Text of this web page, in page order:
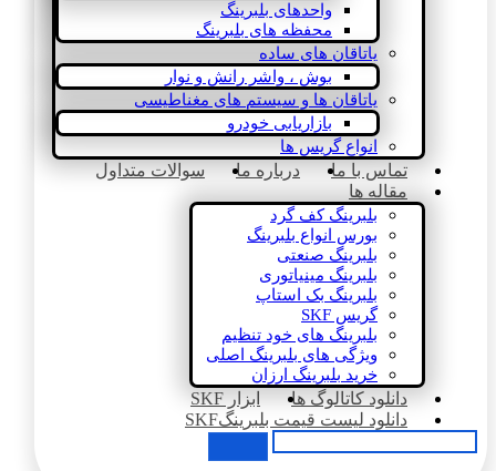
واحدهای بلبرینگ
محفظه های بلبرینگ
یاتاقان های ساده
بوش ، واشر رانش و نوار
یاتاقان ها و سیستم های مغناطیسی
بازاریابی خودرو
انواع گریس ها
تماس با ما درباره ما
سوالات متداول
مقاله ها
بلبرینگ کف گرد
بورس انواع بلبرینگ
بلبرینگ صنعتی
بلبرینگ مینیاتوری
بلبرینگ بک استاپ
گریس SKF
بلبرینگ های خود تنظیم
ویژگی های بلبرینگ اصلی
خرید بلبرینگ ارزان
دانلود کاتالوگ ها
ابزار SKF
دانلود لیست قیمت بلبرینگSKF